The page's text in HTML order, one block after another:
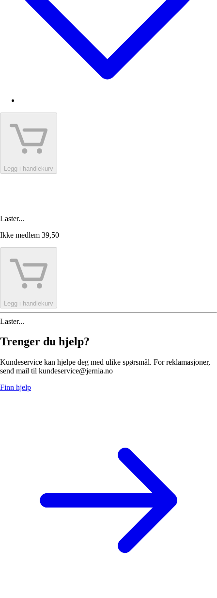
Legg i handlekurv
Laster...
Ikke medlem 39,50
Legg i handlekurv
Laster...
Trenger du hjelp?
Kundeservice kan hjelpe deg med ulike spørsmål. For reklamasjoner,
send mail til kundeservice@jernia.no
Finn hjelp